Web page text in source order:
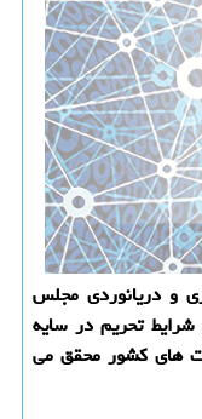
و دریانوردی مجلس
تحریم در سایه
های كشور محقق می